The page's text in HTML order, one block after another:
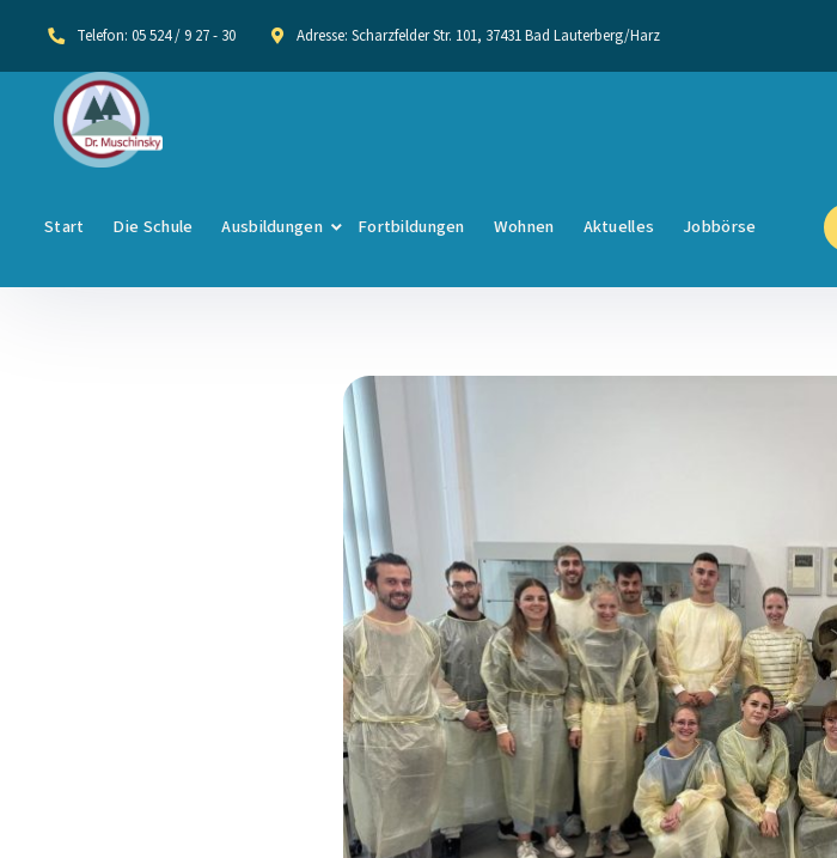
Telefon: 05 524 / 9 27 - 30 Adresse: Scharzfelder Str. 101, 37431 Bad Lauterberg/Harz
Start Die Schule Ausbildungen Fortbildungen Wohnen Aktuelles Jobbörse